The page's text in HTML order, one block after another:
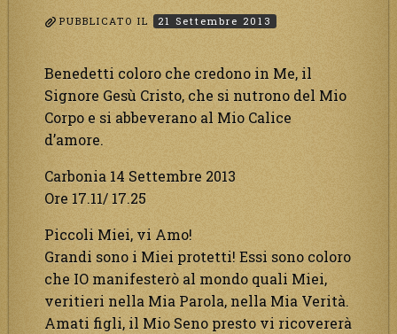
PUBBLICATO IL 21 Settembre 2013
Benedetti coloro che credono in Me, il
Signore Gesù Cristo, che si nutrono del Mio
Corpo e si abbeverano al Mio Calice
d’amore.
Carbonia 14 Settembre 2013
Ore 17.11/ 17.25
Piccoli Miei, vi Amo!
Grandi sono i Miei protetti! Essi sono coloro
che IO manifesterò al mondo quali Miei,
veritieri nella Mia Parola, nella Mia Verità.
Amati figli, il Mio Seno presto vi ricovererà